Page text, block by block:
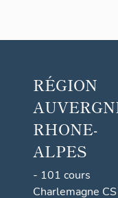
RÉGION
RHONE-
ALPES
- 101 cours
Charlemagne CS